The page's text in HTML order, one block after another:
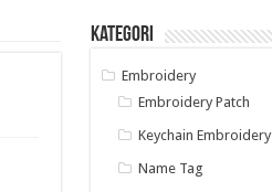
Kategori
Embroidery
Embroidery Patch
Keychain Embroidery
Name Tag